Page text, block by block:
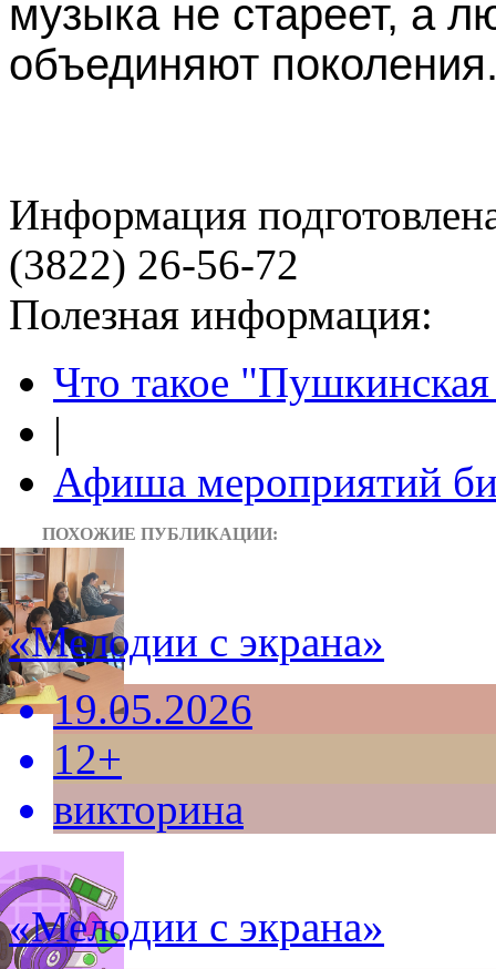
музыка не стареет, а
объединяют
Информация
(3822) 26-56-72
Полезная информация:
Что такое "Пушкинская
|
Афиша мероприятий
ПОХОЖИЕ ПУБЛИКАЦИИ:
«Мелодии с экрана»
19.05.2026
12+
викторина
«Мелодии с экрана»